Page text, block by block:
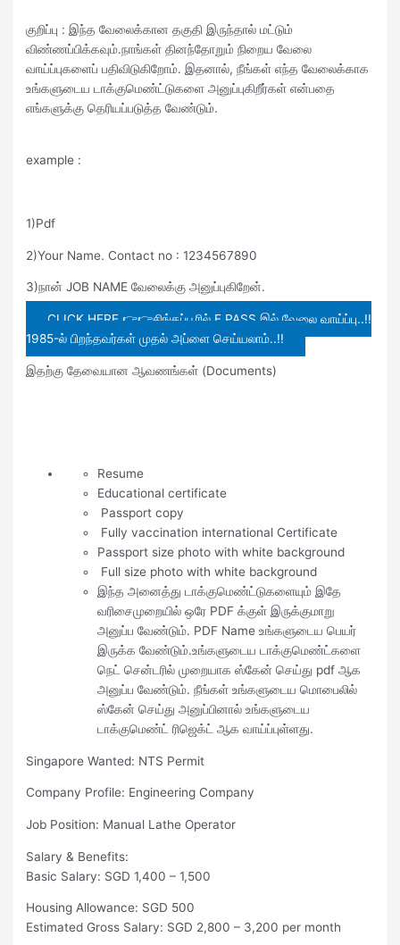
குறிப்பு : இந்த வேலைக்கான தகுதி இருந்தால் மட்டும்
விண்ணப்பிக்கவும்.நாங்கள் தினந்தோறும் நிறைய வேலை
வாய்ப்புகளைப் பதிவிடுகிறோம். இதனால், நீங்கள் எந்த வேலைக்காக
உங்களுடைய டாக்குமெண்ட்டுகளை அனுப்புகிறீர்கள் என்பதை
எங்களுக்கு தெரியப்படுத்த வேண்டும்.
example :
1)Pdf
2)Your Name. Contact no : 1234567890
3)நான் JOB NAME வேலைக்கு அனுப்புகிறேன்.
CLICK HERE 👉👉சிங்கப்பூரில் E PASS இல் வேலை வாய்ப்பு..!!
1985-ல் பிறந்தவர்கள் முதல் அப்ளை செய்யலாம்..!!
இதற்கு தேவையான ஆவணங்கள் (Documents)
Resume
Educational certificate
Passport copy
Fully vaccination international Certificate
Passport size photo with white background
Full size photo with white background
இந்த அனைத்து டாக்குமெண்ட்டுகளையும் இதே
வரிசைமுறையில் ஒரே PDF க்குள் இருக்குமாறு
அனுப்ப வேண்டும். PDF Name உங்களுடைய பெயர்
இருக்க வேண்டும்.உங்களுடைய டாக்குமெண்ட்களை
நெட் சென்டரில் முறையாக ஸ்கேன் செய்து pdf ஆக
அனுப்ப வேண்டும். நீங்கள் உங்களுடைய மொபைலில்
ஸ்கேன் செய்து அனுப்பினால் உங்களுடைய
டாக்குமெண்ட் ரிஜெக்ட் ஆக வாய்ப்புள்ளது.
Singapore Wanted: NTS Permit
Company Profile: Engineering Company
Job Position: Manual Lathe Operator
Salary & Benefits:
Basic Salary: SGD 1,400 – 1,500
Housing Allowance: SGD 500
Estimated Gross Salary: SGD 2,800 – 3,200 per month